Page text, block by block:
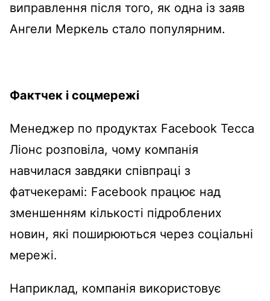
виправлення після того, як одна із заяв
Ангели Меркель стало популярним.
Фактчек і соцмережі
Менеджер по продуктах Facebook Тесса
Ліонс розповіла, чому компанія
навчилася завдяки співпраці з
фатчекерамі: Facebook працює над
зменшенням кількості підроблених
новин, які поширюються через соціальні
мережі.
Наприклад, компанія використовує